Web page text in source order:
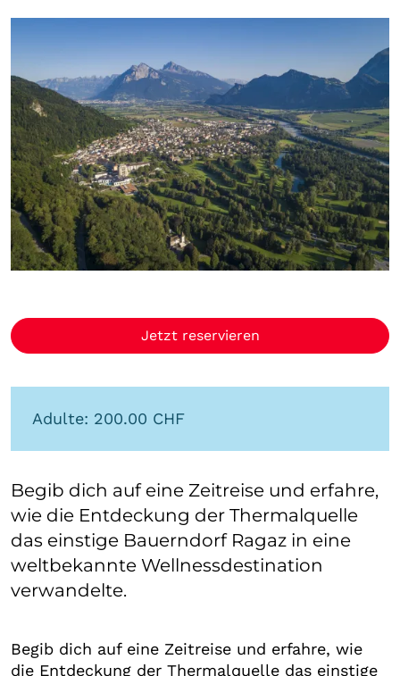
Jetzt reservieren
Adulte: 200.00 CHF
Begib dich auf eine Zeitreise und erfahre,
wie die Entdeckung der Thermalquelle
das einstige Bauerndorf Ragaz in eine
weltbekannte Wellnessdestination
verwandelte.
Begib dich auf eine Zeitreise und erfahre, wie
die Entdeckung der Thermalquelle das einstige